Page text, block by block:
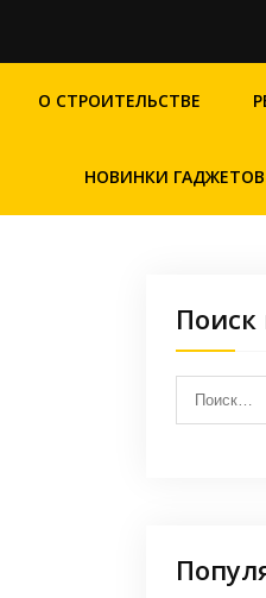
О СТРОИТЕЛЬСТВЕ
НОВИНКИ ГАДЖЕТОВ
Поиск